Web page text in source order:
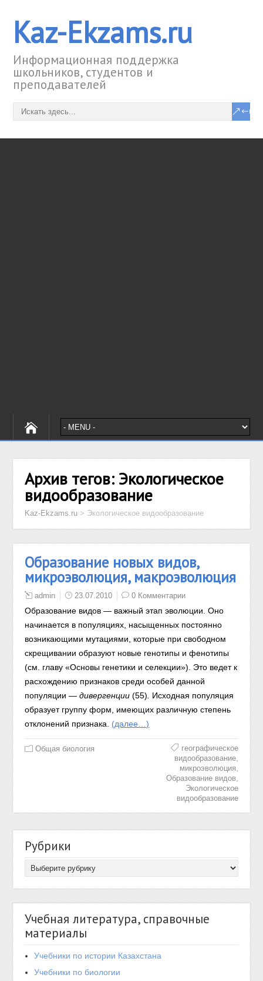
Kaz-Ekzams.ru
Информационная поддержка
школьников, студентов и
преподавателей
Архив тегов: Экологическое
видообразование
Kaz-Ekzams.ru > Экологическое видообразование
Образование новых видов,
микроэволюция, макроэволюция
admin 23.07.2010 0 Комментарии
Образование видов — важный этап эволюции. Оно
начинается в популяциях, насыщенных постоянно
возникающими мутациями, которые при свободном
скрещивании образуют новые генотипы и фенотипы
(см. главу «Основы генетики и селекции»). Это ведет к
расхождению признаков среди особей данной
популяции —дивергенции (55)
Исходная популяция
образует группу форм, имеющих различную степень
отклонений признака. (далее…)
Общая биология
географическое
видообразование,
микроэволюция
Образование видов,
Экологическое
видообразование
Рубрики
Учебная литература, справочные
материалы
Учебники по истории Казахстана
Учебники по биологии